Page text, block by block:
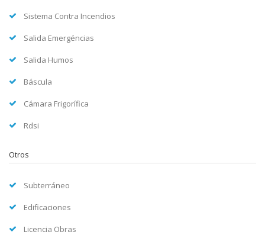
Sistema Contra Incendios
Salida Emergéncias
Salida Humos
Báscula
Cámara Frigorífica
Rdsi
Otros
Subterráneo
Edificaciones
Licencia Obras